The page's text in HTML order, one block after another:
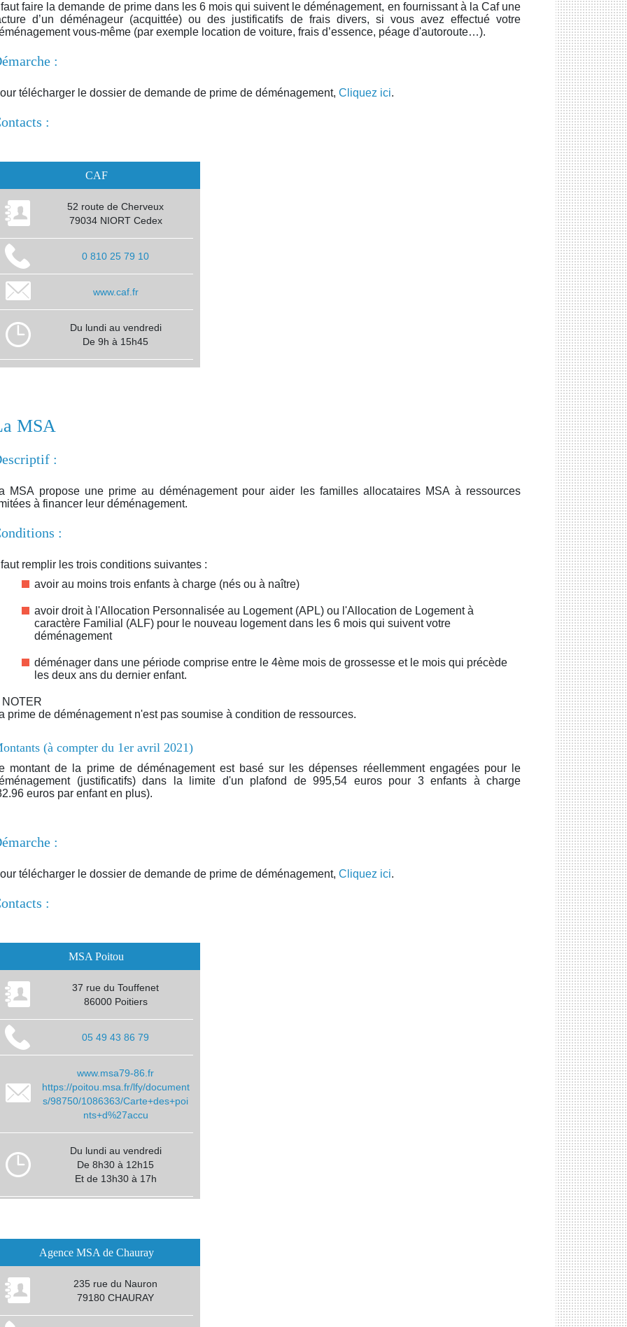
faire la demande de prime dans les 6 mois qui suivent le déménagement, en fournissant à la Caf une
d’un déménageur (acquittée) ou des justificatifs de frais divers, si vous avez effectué votre
vous-même (par exemple location de voiture, frais d’essence, péage d'autoroute…).
:
télécharger le dossier de demande de prime de déménagement, Cliquez ici.
:
CAF
52 route de Cherveux
79034 NIORT Cedex
0 810 25 79 10
www.caf.fr
Du lundi au vendredi
De 9h à 15h45
MSA
:
MSA propose une prime au déménagement pour aider les familles allocataires MSA à ressources
à financer leur déménagement.
:
remplir les trois conditions suivantes :
avoir au moins trois enfants à charge (nés ou à naître)
avoir droit à l'Allocation Personnalisée au Logement (APL) ou l'Allocation de Logement à
caractère Familial (ALF) pour le nouveau logement dans les 6 mois qui suivent votre
déménagement
déménager dans une période comprise entre le 4ème mois de grossesse et le mois qui précède
les deux ans du dernier enfant.
NOTER
prime de déménagement n'est pas soumise à condition de ressources.
(à compter du 1er avril 2021)
montant de la prime de déménagement est basé sur les dépenses réellemment engagées pour le
(justificatifs) dans la limite d'un plafond de 995,54 euros pour 3 enfants à charge
euros par enfant en plus).
:
télécharger le dossier de demande de prime de déménagement, Cliquez ici.
:
MSA Poitou
37 rue du Touffenet
86000 Poitiers
05 49 43 86 79
www.msa79-86.fr
https://poitou.msa.fr/lfy/document
s/98750/1086363/Carte+des+poi
nts+d%27accu
Du lundi au vendredi
De 8h30 à 12h15
Et de 13h30 à 17h
Agence MSA de Chauray
235 rue du Nauron
79180 CHAURAY